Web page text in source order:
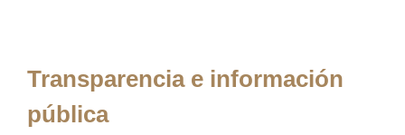
Transparencia e información
pública